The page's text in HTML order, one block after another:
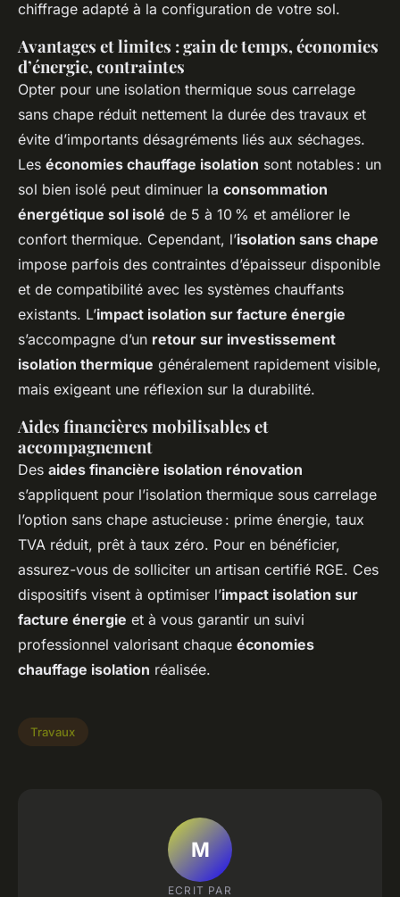
chiffrage adapté à la configuration de votre sol.
Avantages et limites : gain de temps, économies
d’énergie, contraintes
Opter pour une isolation thermique sous carrelage
sans chape réduit nettement la durée des travaux et
évite d’importants désagréments liés aux séchages.
Les économies chauffage isolation sont notables : un
sol bien isolé peut diminuer la consommation
énergétique sol isolé de 5 à 10 % et améliorer le
confort thermique. Cependant, l’isolation sans chape
impose parfois des contraintes d’épaisseur disponible
et de compatibilité avec les systèmes chauffants
existants. L’impact isolation sur facture énergie
s’accompagne d’un retour sur investissement
isolation thermique généralement rapidement visible,
mais exigeant une réflexion sur la durabilité.
Aides financières mobilisables et
accompagnement
Des aides financière isolation rénovation
s’appliquent pour l’isolation thermique sous carrelage
l’option sans chape astucieuse : prime énergie, taux
TVA réduit, prêt à taux zéro. Pour en bénéficier,
assurez-vous de solliciter un artisan certifié RGE. Ces
dispositifs visent à optimiser l’impact isolation sur
facture énergie et à vous garantir un suivi
professionnel valorisant chaque économies
chauffage isolation réalisée.
Travaux
M
ECRIT PAR